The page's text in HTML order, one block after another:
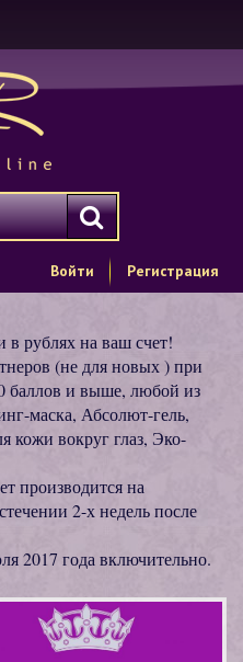
Войти Регистрация
рублях на ваш счет!
(не для новых ) при
баллов и выше, любой из
маска, Абсолют-гель,
кожи вокруг глаз, Эко-
производится на
2-х недель после
2017 года включительно.